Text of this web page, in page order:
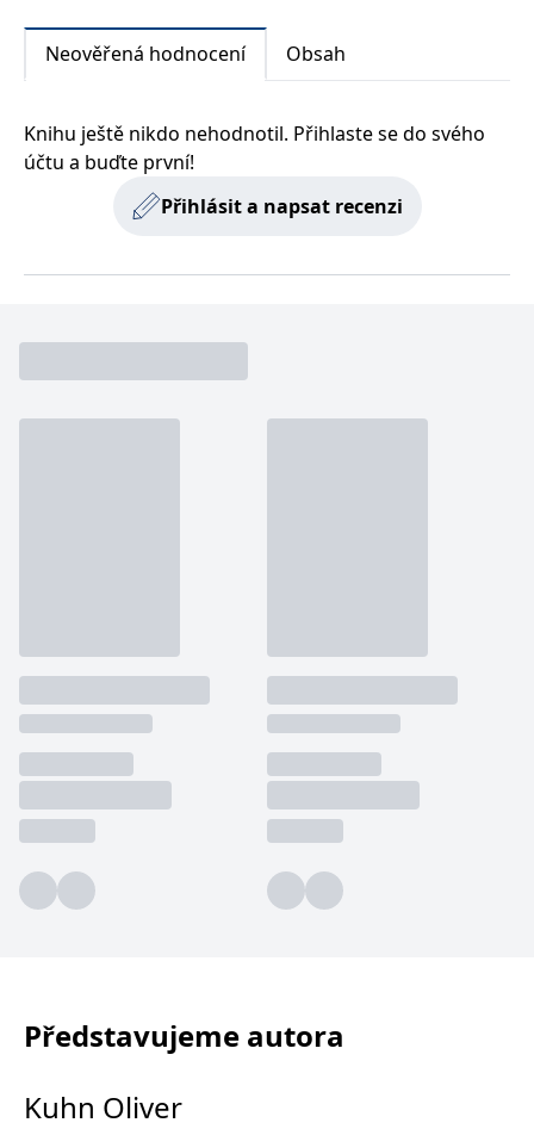
Neověřená hodnocení Obsah
Knihu ještě nikdo nehodnotil. Přihlaste se do svého
účtu a buďte první!
Přihlásit a napsat recenzi
Představujeme autora
Kuhn Oliver